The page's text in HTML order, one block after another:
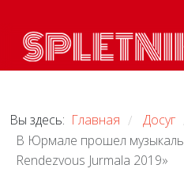
Вы здесь: Главная / Досуг
В Юрмале прошел
Rendezvous Jurmala 2019»